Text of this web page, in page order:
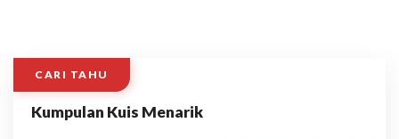
CARI TAHU
Kumpulan Kuis Menarik